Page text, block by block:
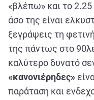
«βλέπω» και το
άσο της είναι
ξεγράψεις τη φετινή
της πάντως στο
καλύτερο δυνατό
«κανονιέρηδες»
παράταση και